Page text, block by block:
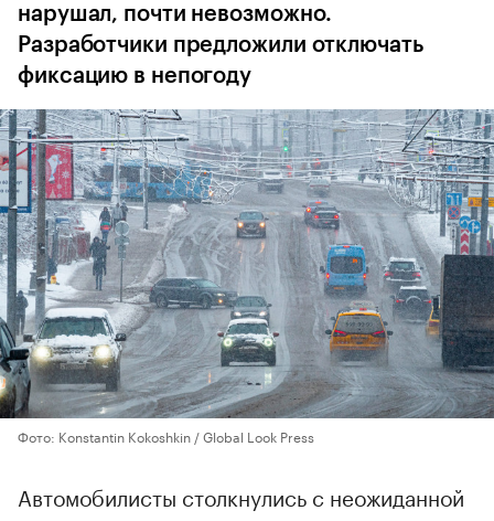
нарушал, почти невозможно.
Разработчики предложили отключать
фиксацию в непогоду
Фото: Konstantin Kokoshkin / Global Look Press
Автомобилисты столкнулись с неожиданной